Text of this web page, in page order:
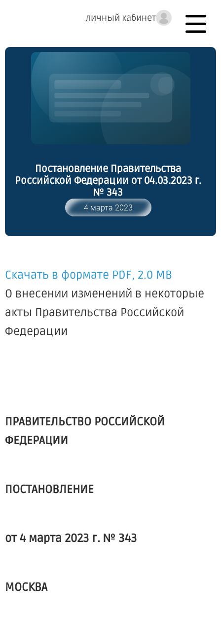
личный кабинет
Постановление Правительства
Российской Федерации от 04.03.2023 г.
№ 343
4 марта 2023
Скачать в формате PDF, 2.0 MB
О внесении изменений в некоторые
акты Правительства Российской
Федерации
ПРАВИТЕЛЬСТВО РОССИЙСКОЙ
ФЕДЕРАЦИИ
ПОСТАНОВЛЕНИЕ
от 4 марта 2023 г. № 343
МОСКВА